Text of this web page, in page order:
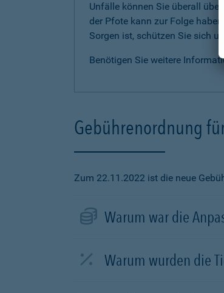
Unfälle können Sie überall
der Pfote kann zur Folge
Sorgen ist, schützen Sie sich
Benötigen Sie weitere
Gebührenordnung
Zum 22.11.2022 ist die neue
Warum war die
Warum wurden die